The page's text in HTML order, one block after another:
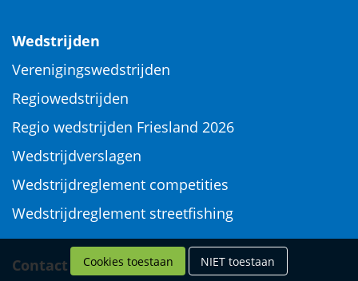
Wedstrijden
Verenigingswedstrijden
Regiowedstrijden
Regio wedstrijden Friesland 2026
Wedstrijdverslagen
Wedstrijdreglement competities
Wedstrijdreglement streetfishing
Contact
Cookies toestaan NIET toestaan